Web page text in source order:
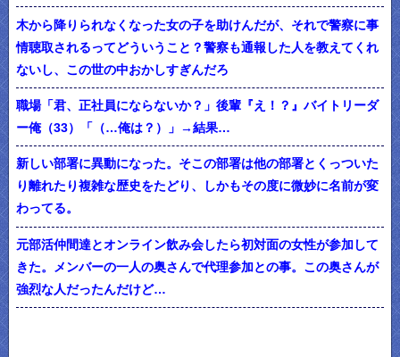
木から降りられなくなった女の子を助けんだが、それで警察に事
情聴取されるってどういうこと？警察も通報した人を教えてくれ
ないし、この世の中おかしすぎんだろ
職場「君、正社員にならないか？」後輩『え！？』バイトリーダ
ー俺（33）「（…俺は？）」→結果…
新しい部署に異動になった。そこの部署は他の部署とくっついた
り離れたり複雑な歴史をたどり、しかもその度に微妙に名前が変
わってる。
元部活仲間達とオンライン飲み会したら初対面の女性が参加して
きた。メンバーの一人の奥さんで代理参加との事。この奥さんが
強烈な人だったんだけど…